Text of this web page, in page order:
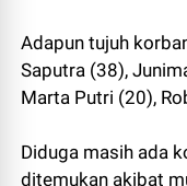
Adapun tujuh
Saputra (38),
Marta Putri (20),
Diduga masih ada
ditemukan akibat